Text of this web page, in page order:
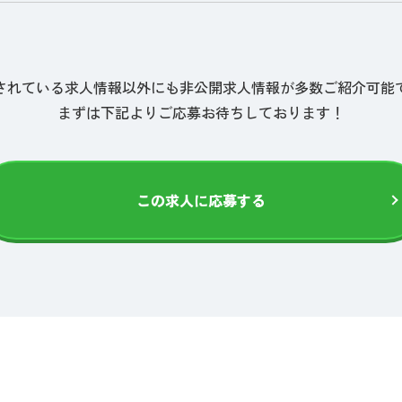
れている求人情報以外にも非公開求人情報が多数ご紹介可能
まずは下記よりご応募お待ちしております！
この求人に応募する